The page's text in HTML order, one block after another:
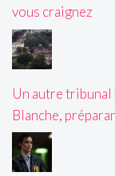
vous craignez
Un autre tribunal
Blanche,